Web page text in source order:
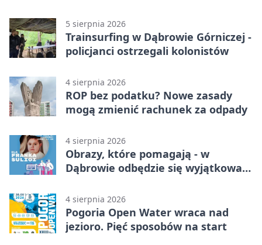
5 sierpnia 2026
Trainsurfing w Dąbrowie Górniczej -
policjanci ostrzegali kolonistów
4 sierpnia 2026
ROP bez podatku? Nowe zasady
mogą zmienić rachunek za odpady
4 sierpnia 2026
Obrazy, które pomagają - w
Dąbrowie odbędzie się wyjątkowa
4 sierpnia 2026
Pogoria Open Water wraca nad
jezioro. Pięć sposobów na start